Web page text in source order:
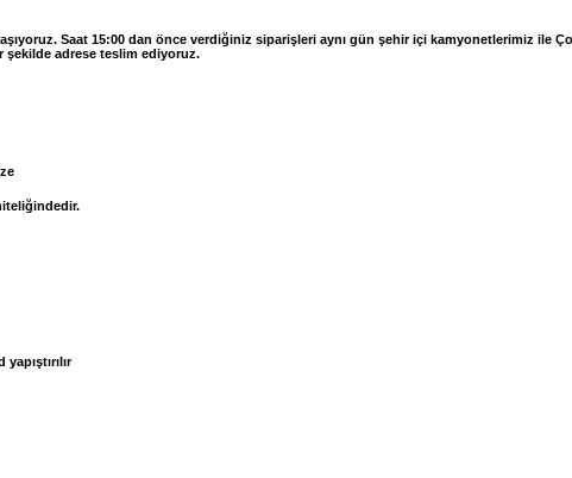
Saat 15:00 dan önce verdiğiniz siparişleri aynı gün şehir içi kamyonetlerimiz ile
şekilde adrese teslim ediyoruz.